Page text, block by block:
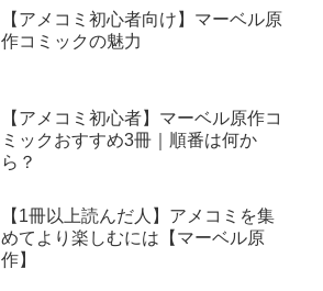
【アメコミ初心者向け】マーベル原
作コミックの魅力
【アメコミ初心者】マーベル原作コ
ミックおすすめ3冊｜順番は何か
ら？
【1冊以上読んだ人】アメコミを集
めてより楽しむには【マーベル原
作】